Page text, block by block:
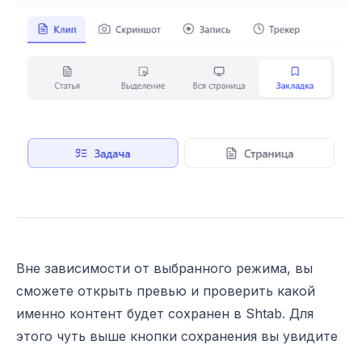
Вне зависимости от выбранного режима, вы
сможете открыть превью и проверить какой
именно контент будет сохранен в Shtab. Для
этого чуть выше кнопки сохранения вы увидите